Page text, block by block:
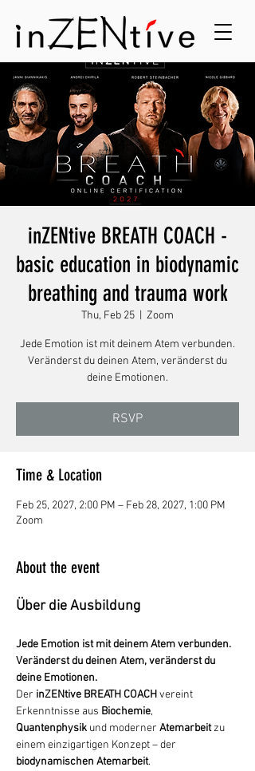
inZENtive BREATH COACH -
basic education in biodynamic
breathing and trauma work
Thu, Feb 25 Zoom
Jede Emotion ist mit deinem Atem verbunden.
Veränderst du deinen Atem, veränderst du
deine Emotionen.
RSVP
Time & Location
Feb 25, 2027, 2:00 PM – Feb 28, 2027, 1:00 PM
Zoom
About the event
Über die Ausbildung
Jede Emotion ist mit deinem Atem verbunden.
Veränderst du deinen Atem, veränderst du
deine Emotionen.
Der inZENtive BREATH COACH vereint
Erkenntnisse aus Biochemie,
Quantenphysik und moderner Atemarbeit zu
einem einzigartigen Konzept – der
biodynamischen Atemarbeit.